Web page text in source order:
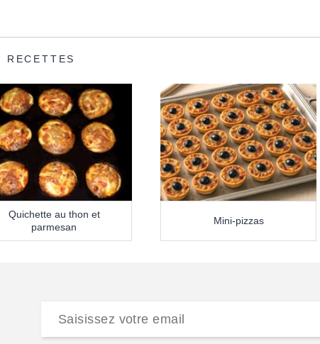
RECETTES
Quichette au thon et
parmesan
Mini-pizzas